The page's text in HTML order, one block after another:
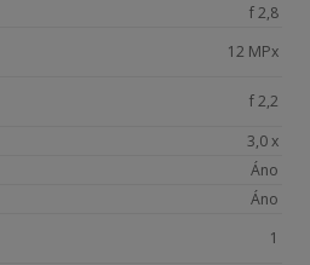
f 2,8
12 MPx
f 2,2
3,0 x
Áno
Áno
1